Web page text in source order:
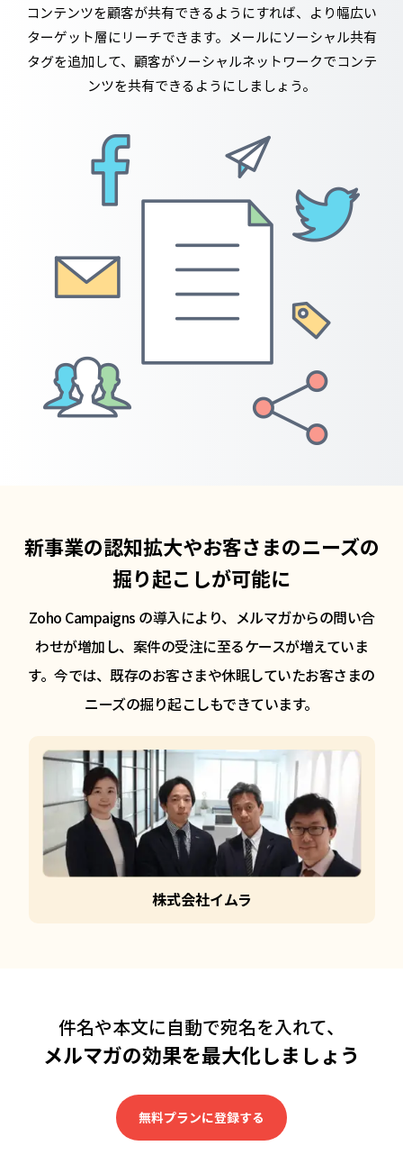
コンテンツを顧客が共有できるようにすれば、より幅広い
ターゲット層にリーチできます。メールにソーシャル共有
タグを追加して、顧客がソーシャルネットワークでコンテ
ンツを共有できるようにしましょう。
新事業の認知拡大やお客さまのニーズの
掘り起こしが可能に
Zoho Campaigns の導入により、メルマガからの問い合
わせが増加し、 案件の受注に至るケースが増えていま
す。今では、既存のお客さまや休眠していたお客さまの
ニーズの掘り起こしもできています。
株式会社イムラ
件名や本文に自動で宛名を入れて、
メルマガの効果を最大化しましょう
無料プランに登録する